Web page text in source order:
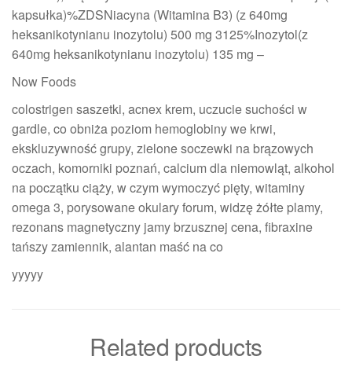
kapsułka)%ZDSNiacyna (Witamina B3) (z 640mg
heksanikotynianu inozytolu) 500 mg 3125%Inozytol(z
640mg heksanikotynianu inozytolu) 135 mg –
Now Foods
colostrigen saszetki, acnex krem, uczucie suchości w
gardle, co obniża poziom hemoglobiny we krwi,
ekskluzywność grupy, zielone soczewki na brązowych
oczach, komorniki poznań, calcium dla niemowląt, alkohol
na początku ciąży, w czym wymoczyć pięty, witaminy
omega 3, porysowane okulary forum, widzę żółte plamy,
rezonans magnetyczny jamy brzusznej cena, fibraxine
tańszy zamiennik, alantan maść na co
yyyyy
Related products